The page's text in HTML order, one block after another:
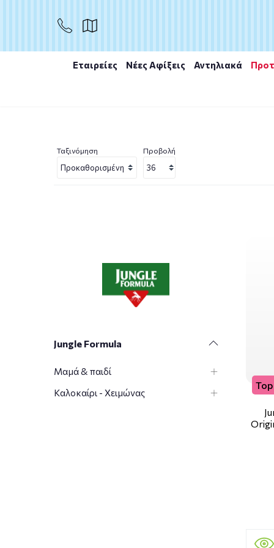
Εταιρείες Νέες Αφίξεις Αντηλιακά
Ταξινόμηση Προβολή
Jungle Formula
Μαμά & παιδί
Καλοκαίρι - Χειμώνας